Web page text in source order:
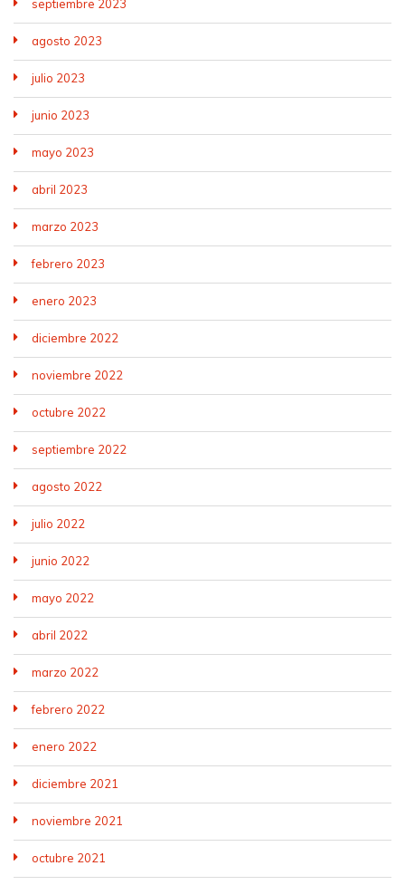
septiembre 2023
agosto 2023
julio 2023
junio 2023
mayo 2023
abril 2023
marzo 2023
febrero 2023
enero 2023
diciembre 2022
noviembre 2022
octubre 2022
septiembre 2022
agosto 2022
julio 2022
junio 2022
mayo 2022
abril 2022
marzo 2022
febrero 2022
enero 2022
diciembre 2021
noviembre 2021
octubre 2021